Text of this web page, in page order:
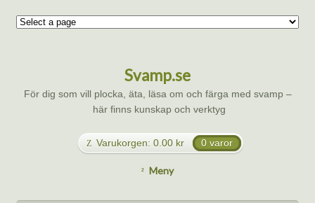
Svamp.se
För dig som vill plocka, äta, läsa om och färga med svamp –
här finns kunskap och verktyg
Varukorgen: 0.00 kr 0 varor
Meny